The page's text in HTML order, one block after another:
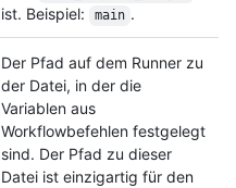
ist. Beispiel: main .
Der Pfad auf dem Runner zu
der Datei, in der die
Variablen aus
Workflowbefehlen festgelegt
sind. Der Pfad zu dieser
Datei ist einzigartig für den